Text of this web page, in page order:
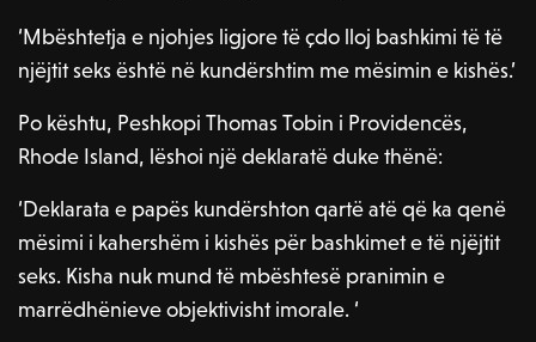
‘Mbështetja e njohjes ligjore të çdo lloj bashkimi të të
njëjtit seks është në kundërshtim me mësimin e kishës.’
Po kështu, Peshkopi Thomas Tobin i Providencës,
Rhode Island, lëshoi ​​një deklaratë duke thënë:
‘Deklarata e papës kundërshton qartë atë që ka qenë
mësimi i kahershëm i kishës për bashkimet e të njëjtit
seks. Kisha nuk mund të mbështesë pranimin e
marrëdhënieve objektivisht imorale. ‘